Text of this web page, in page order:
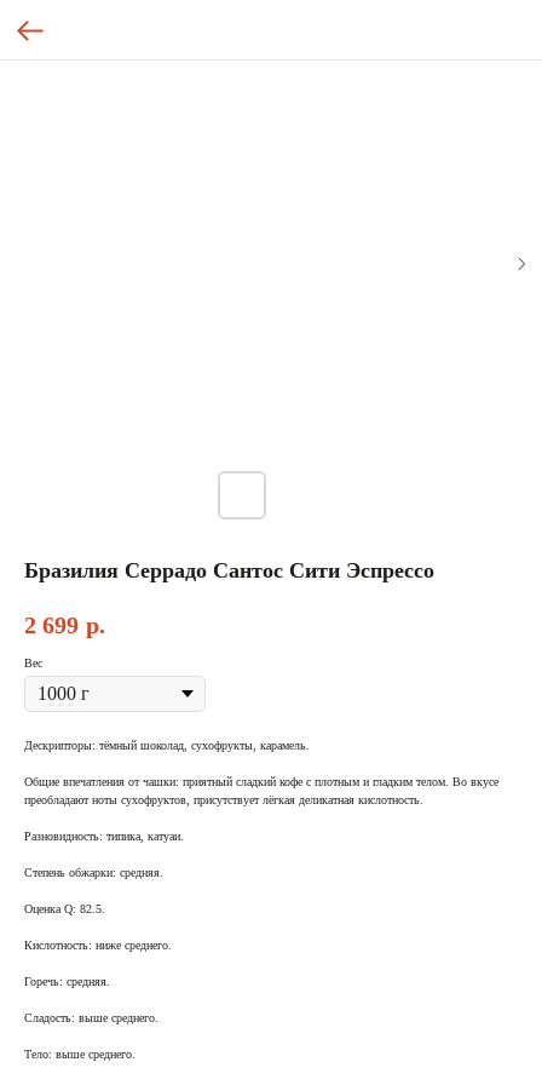
Бразилия Серрадо Сантос Сити Эспрессо
2 699 р.
Вес
Дескрипторы: тёмный шоколад, сухофрукты, карамель.
Общие впечатления от чашки: приятный сладкий кофе с плотным и гладким телом. Во вкусе
преобладают ноты сухофруктов, присутствует лёгкая деликатная кислотность.
Разновидность: типика, катуаи.
Степень обжарки: средняя.
Оценка Q: 82.5.
Кислотность: ниже среднего.
Горечь: средняя.
Сладость: выше среднего.
Тело: выше среднего.